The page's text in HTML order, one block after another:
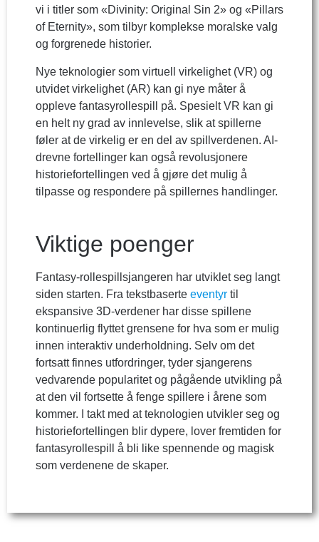
vi i titler som «Divinity: Original Sin 2» og «Pillars
of Eternity», som tilbyr komplekse moralske valg
og forgrenede historier.
Nye teknologier som virtuell virkelighet (VR) og
utvidet virkelighet (AR) kan gi nye måter å
oppleve fantasyrollespill på. Spesielt VR kan gi
en helt ny grad av innlevelse, slik at spillerne
føler at de virkelig er en del av spillverdenen. AI-
drevne fortellinger kan også revolusjonere
historiefortellingen ved å gjøre det mulig å
tilpasse og respondere på spillernes handlinger.
Viktige poenger
Fantasy-rollespillsjangeren har utviklet seg langt
siden starten. Fra tekstbaserte eventyr til
ekspansive 3D-verdener har disse spillene
kontinuerlig flyttet grensene for hva som er mulig
innen interaktiv underholdning. Selv om det
fortsatt finnes utfordringer, tyder sjangerens
vedvarende popularitet og pågående utvikling på
at den vil fortsette å fenge spillere i årene som
kommer. I takt med at teknologien utvikler seg og
historiefortellingen blir dypere, lover fremtiden for
fantasyrollespill å bli like spennende og magisk
som verdenene de skaper.